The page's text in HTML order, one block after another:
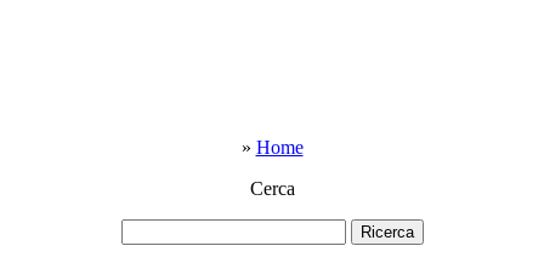
» Home
Cerca